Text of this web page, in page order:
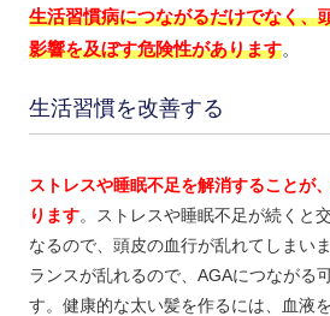
生活習慣病につながるだけでなく、
影響を及ぼす危険性があります。
生活習慣を改善する
ストレスや睡眠不足を解消することが
ります。ストレスや睡眠不足が続くと
なるので、頭皮の血行が乱れてしまい
ランスが乱れるので、AGAにつながる
す。健康的な太い髪を作るには、血液